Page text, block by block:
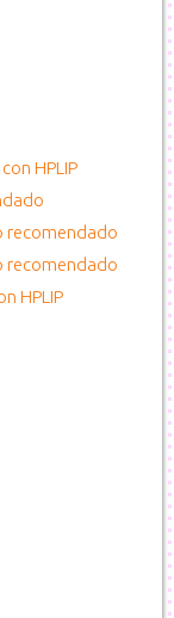
HPLIP
recomendado
recomendado
HPLIP